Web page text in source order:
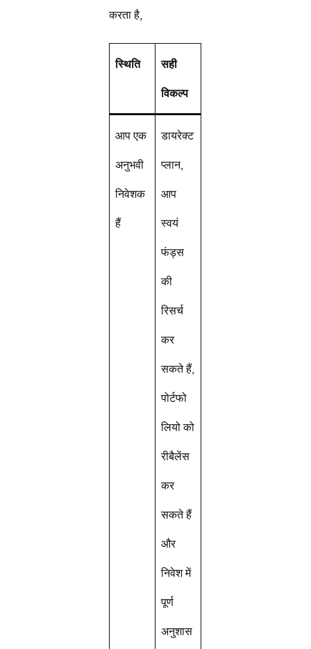
करता है,
स्थिति सही
विकल्प
आप एक
अनुभवी
निवेशक
हैं
डायरेक्ट
प्लान,
आप
स्वयं
फंड्स
की
रिसर्च
कर
सकते हैं,
पोर्टफो
लियो को
रीबैलेंस
कर
सकते हैं
और
निवेश में
पूर्ण
अनुशास